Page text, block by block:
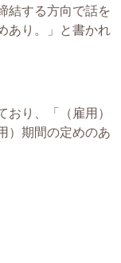
結する方向で話を
あり。」と書かれ
り、「（雇用）
）期間の定めのあ